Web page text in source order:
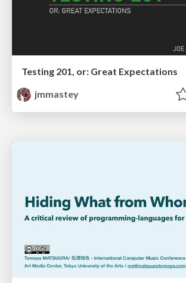
Testing 201, or: Great Expectations
jmmastey